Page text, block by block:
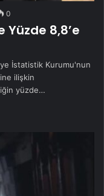
0
Yüzde 8,8’e
İstatistik Kurumu'nun
ilişkin
yüzde…